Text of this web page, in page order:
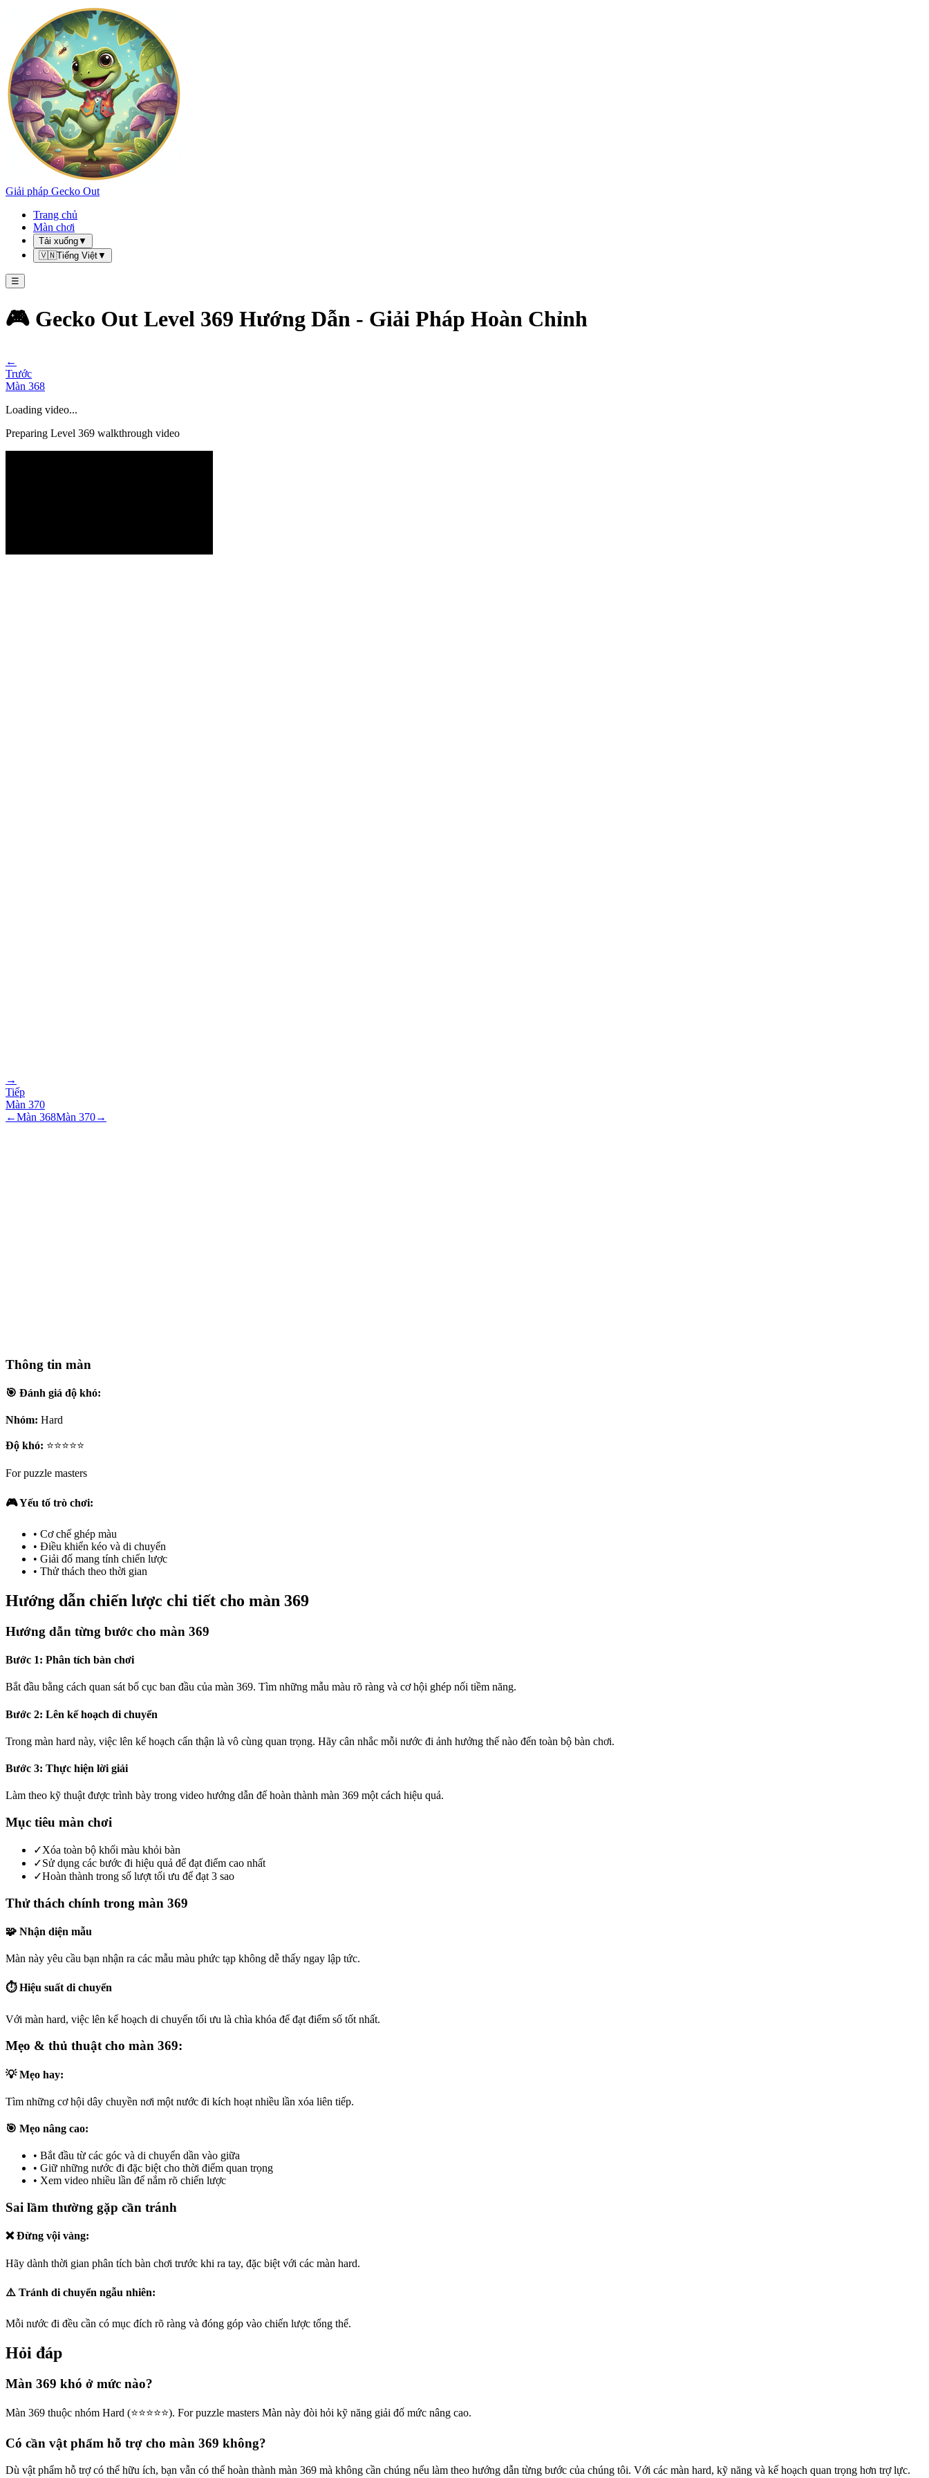
Giải pháp Gecko Out
Trang chủ
Màn chơi
Tải xuống▼
🇻🇳Tiếng Việt▼
☰
🎮 Gecko Out Level 369 Hướng Dẫn - Giải Pháp Hoàn Chỉnh
←
Trước
Màn 368
Loading video...
Preparing Level 369 walkthrough video
→
Tiếp
Màn 370
←Màn 368Màn 370→
Thông tin màn
🎯 Đánh giá độ khó:
Nhóm: Hard
Độ khó: ⭐⭐⭐⭐⭐
For puzzle masters
🎮 Yếu tố trò chơi:
• Cơ chế ghép màu
• Điều khiển kéo và di chuyển
• Giải đố mang tính chiến lược
• Thử thách theo thời gian
Hướng dẫn chiến lược chi tiết cho màn 369
Hướng dẫn từng bước cho màn 369
Bước 1: Phân tích bàn chơi
Bắt đầu bằng cách quan sát bố cục ban đầu của màn 369. Tìm những mẫu màu rõ ràng và cơ hội ghép nối tiềm năng.
Bước 2: Lên kế hoạch di chuyển
Trong màn hard này, việc lên kế hoạch cẩn thận là vô cùng quan trọng. Hãy cân nhắc mỗi nước đi ảnh hưởng thế nào đến toàn bộ bàn chơi.
Bước 3: Thực hiện lời giải
Làm theo kỹ thuật được trình bày trong video hướng dẫn để hoàn thành màn 369 một cách hiệu quả.
Mục tiêu màn chơi
✓Xóa toàn bộ khối màu khỏi bàn
✓Sử dụng các bước đi hiệu quả để đạt điểm cao nhất
✓Hoàn thành trong số lượt tối ưu để đạt 3 sao
Thử thách chính trong màn 369
🧩 Nhận diện mẫu
Màn này yêu cầu bạn nhận ra các mẫu màu phức tạp không dễ thấy ngay lập tức.
⏱️ Hiệu suất di chuyển
Với màn hard, việc lên kế hoạch di chuyển tối ưu là chìa khóa để đạt điểm số tốt nhất.
Mẹo & thủ thuật cho màn 369:
💡 Mẹo hay:
Tìm những cơ hội dây chuyền nơi một nước đi kích hoạt nhiều lần xóa liên tiếp.
🎯 Mẹo nâng cao:
• Bắt đầu từ các góc và di chuyển dần vào giữa
• Giữ những nước đi đặc biệt cho thời điểm quan trọng
• Xem video nhiều lần để nắm rõ chiến lược
Sai lầm thường gặp cần tránh
❌ Đừng vội vàng:
Hãy dành thời gian phân tích bàn chơi trước khi ra tay, đặc biệt với các màn hard.
⚠️ Tránh di chuyển ngẫu nhiên:
Mỗi nước đi đều cần có mục đích rõ ràng và đóng góp vào chiến lược tổng thể.
Hỏi đáp
Màn 369 khó ở mức nào?
Màn 369 thuộc nhóm Hard (⭐⭐⭐⭐⭐). For puzzle masters Màn này đòi hỏi kỹ năng giải đố mức nâng cao.
Có cần vật phẩm hỗ trợ cho màn 369 không?
Dù vật phẩm hỗ trợ có thể hữu ích, bạn vẫn có thể hoàn thành màn 369 mà không cần chúng nếu làm theo hướng dẫn từng bước của chúng tôi. Với các màn hard, kỹ năng và kế hoạch quan trọng hơn trợ lực.